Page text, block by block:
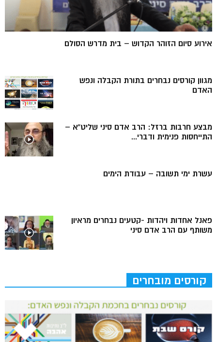
אירוע סיום הזוהר הקדוש – בית מדרש הסולם
מגוון קורסים נבחרים בתורת הקבלה ונפש
האדם
מבצע חרבות ברזל: הרב אדם סיני שליט”א –
התייחסות פנימית ודברי...
עשרת ימי תשובה – עבודת הימים
פאנל אחדות ויהדות -קטעים נבחרים מראיון
משותף עם הרב אדם סיני
קורסים מובחרים